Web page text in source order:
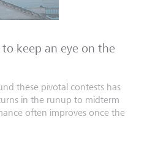
keep an eye on the
these pivotal contests has
in the runup to midterm
often improves once the